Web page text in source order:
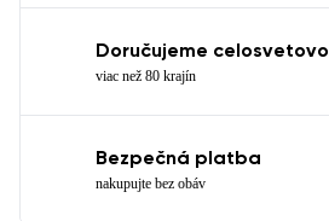
Doručujeme celosvetovo
viac než 80 krajín
Bezpečná platba
nakupujte bez obáv